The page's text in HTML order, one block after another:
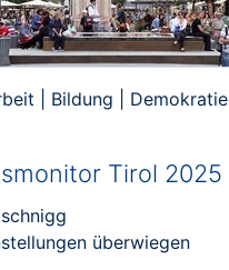
Bildung Demokratie
Tirol 2025
überwiegen